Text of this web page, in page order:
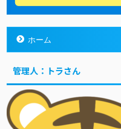
ホーム
管理人：トラさん